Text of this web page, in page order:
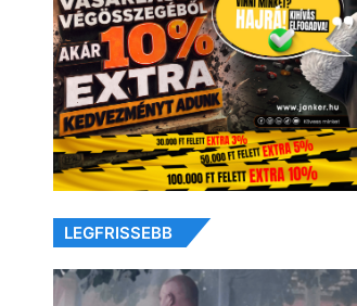
LEGFRISSEBB